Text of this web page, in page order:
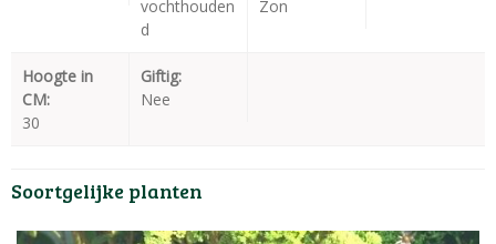
vochthouden
d
Zon
Hoogte in
CM:
30
Giftig:
Nee
Soortgelijke planten